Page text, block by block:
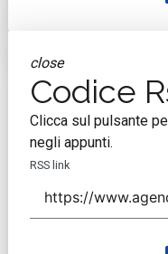
close
Codice
Clicca sul pulsante
negli appunti.
RSS link